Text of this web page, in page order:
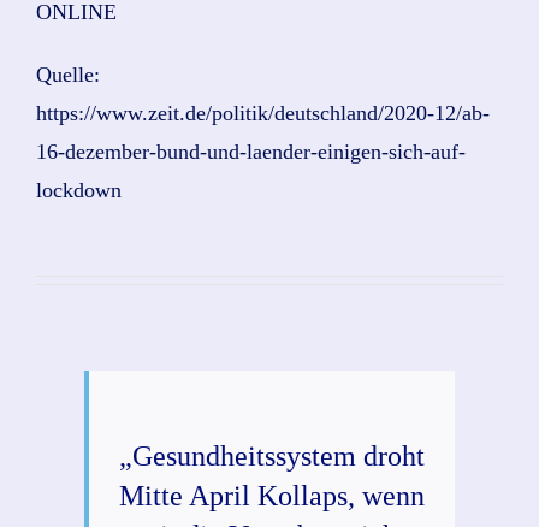
ONLINE
Quelle:
https://www.zeit.de/politik/deutschland/2020-12/ab-
16-dezember-bund-und-laender-einigen-sich-auf-
lockdown
„Gesundheitssystem droht
Mitte April Kollaps, wenn